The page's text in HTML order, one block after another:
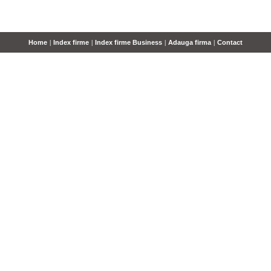
Home | Index firme | Index firme Business | Adauga firma | Contact